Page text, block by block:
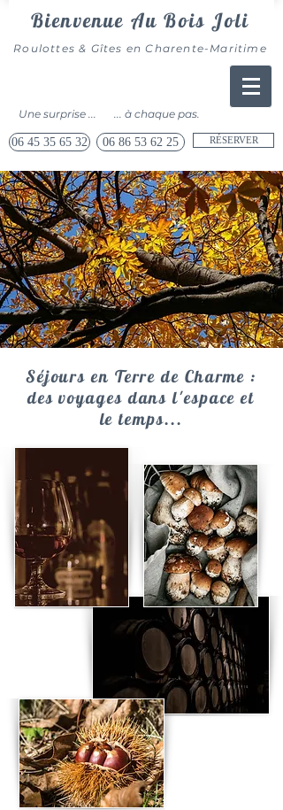
Bienvenue Au Bois Joli
​Roulottes & Gîtes en Charente-Maritime
Une surprise ... ... à chaque pas.
06 45 35 65 32 06 86 53 62 25 RÉSERVER
Séjours en Terre de Charme :
des voyages dans l'espace et
le temps...